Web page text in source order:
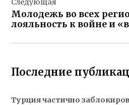
Следующая
Молодежь во всех
лояльность к войне и
Последние
Турция частично